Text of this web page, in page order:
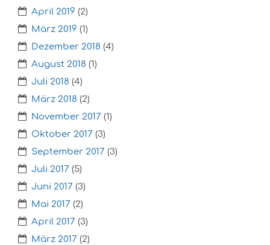
April 2019 (2)
März 2019 (1)
Dezember 2018 (4)
August 2018 (1)
Juli 2018 (4)
März 2018 (2)
November 2017 (1)
Oktober 2017 (3)
September 2017 (3)
Juli 2017 (5)
Juni 2017 (3)
Mai 2017 (2)
April 2017 (3)
März 2017 (2)